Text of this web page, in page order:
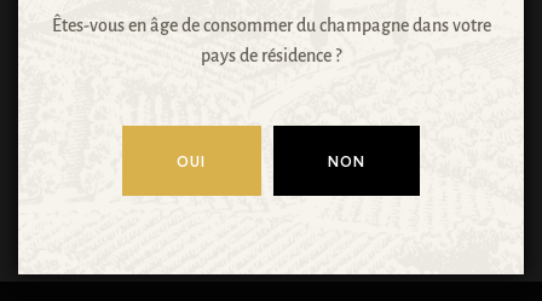
Quelque chose d’énorme se prépare ! Notre
boutique est en chantier et sera bientôt lancée !
Êtes-vous en âge de consommer du champagne dans votre
pays de résidence ?
OUI NON